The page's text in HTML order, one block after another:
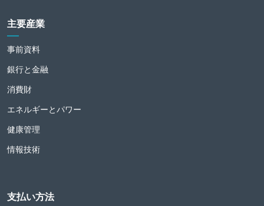
主要産業
事前資料
銀行と金融
消費財
エネルギーとパワー
健康管理
情報技術
支払い方法